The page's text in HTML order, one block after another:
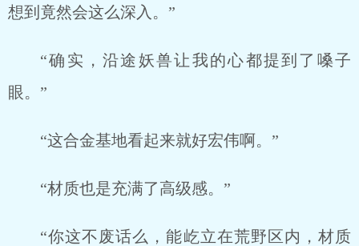
想到竟然会这么深入。”
“确实，沿途妖兽让我的心都提到了嗓子
眼。”
“这合金基地看起来就好宏伟啊。”
“材质也是充满了高级感。”
“你这不废话么，能屹立在荒野区内，材质